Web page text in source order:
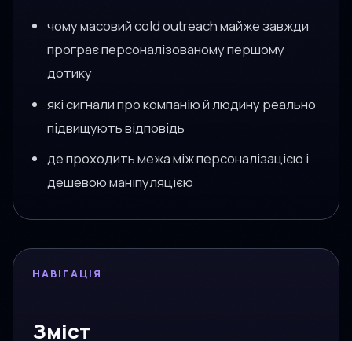
чому масовий cold outreach майже завжди
програє персоналізованому першому
дотику
які сигнали про компанію й людину реально
підвищують відповідь
де проходить межа між персоналізацією і
дешевою маніпуляцією
НАВІГАЦІЯ
Зміст